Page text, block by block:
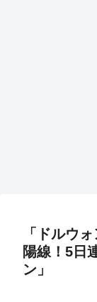
「ドルウ
陽線！5日
ン」